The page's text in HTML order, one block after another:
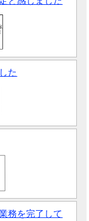
た
務を完了して